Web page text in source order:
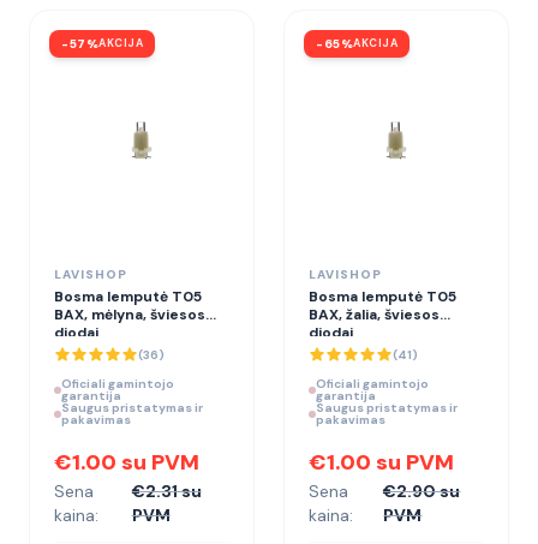
-57 %AKCIJA
LAVISHOP
Bosma lemputė T05
BAX, mėlyna, šviesos
diodai
(36)
Oficiali gamintojo
garantija
Saugus pristatymas ir
pakavimas
€1.00 su PVM
Sena
kaina:
€2.31 su
PVM
- 65%AKCIJA
LAVISHOP
Bosma lemputė T05
BAX, žalia, šviesos
diodai
(41)
Oficiali gamintojo
garantija
Saugus pristatymas ir
pakavimas
€1.00 su PVM
Sena
kaina:
€2.90 su
PVM